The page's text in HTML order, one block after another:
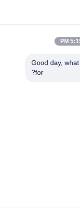
5:15
Good day,
for?